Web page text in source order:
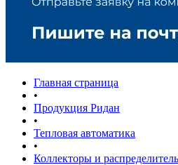
Главная страница
•
Продукция Ридан
•
Тепловая автоматика
•
Коллекторы и